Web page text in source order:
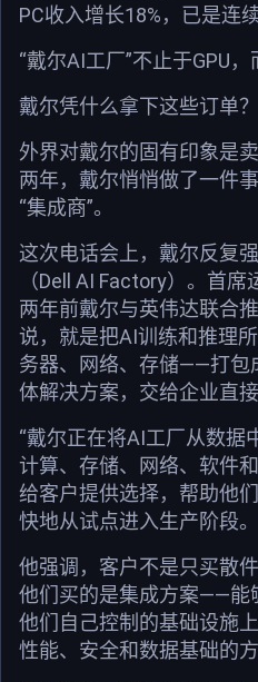
PC收入增长18%，已是连
“戴尔AI工厂”不止于GPU
戴尔凭什么拿下这些订单？
外界对戴尔的固有印象是
两年，戴尔悄悄做了一件
“集成商”。
这次电话会上，戴尔反复
（Dell AI Factory）。首
两年前戴尔与英伟达联合
说，就是把AI训练和推理
务器、网络、存储——打包
体解决方案，交给企业直接
“戴尔正在将AI工厂从数据
计算、存储、网络、软件
给客户提供选择，帮助他
快地从试点进入生产阶段。
他强调，客户不是只买散
他们买的是集成方案——能
他们自己控制的基础设施
性能、安全和数据基础的